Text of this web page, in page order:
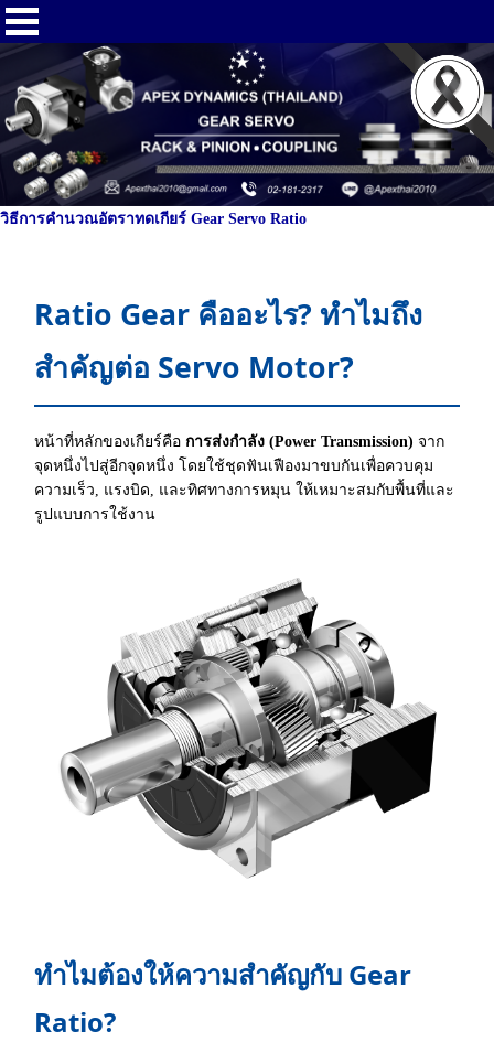
วิธีการคำนวณอัตราทดเกียร์ Gear Servo Ratio
Ratio Gear คืออะไร? ทำไมถึง
สำคัญต่อ Servo Motor?
หน้าที่หลักของเกียร์คือการส่งกำลัง (Power Transmission) จาก
จุดหนึ่งไปสู่อีกจุดหนึ่ง โดยใช้ชุดฟันเฟืองมาขบกันเพื่อควบคุม
ความเร็ว, แรงบิด, และทิศทางการหมุน ให้เหมาะสมกับพื้นที่และ
รูปแบบการใช้งาน
ทำไมต้องให้ความสำคัญกับ Gear
Ratio?